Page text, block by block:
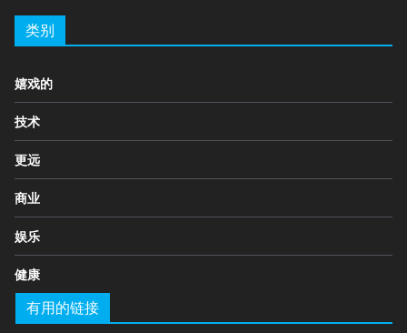
类别
嬉戏的
技术
更远
商业
娱乐
健康
有用的链接